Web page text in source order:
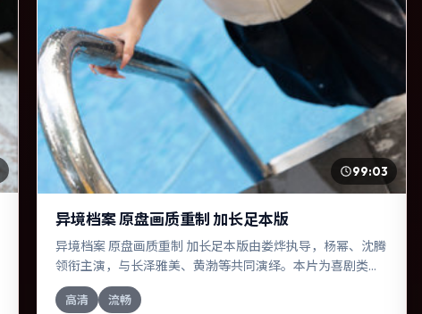
99:03
异境档案 原盘画质重制 加长足本版
异境档案 原盘画质重制 加长足本版由娄烨执导，杨幂、沈腾
领衔主演，与长泽雅美、黄渤等共同演绎。本片为喜剧类
型，主要班底与取景来自俄罗斯。人工智能介入司法审判，
人性边界遭遇拷问。影片整体气质温暖，节奏紧凑，人物动
高清 流畅